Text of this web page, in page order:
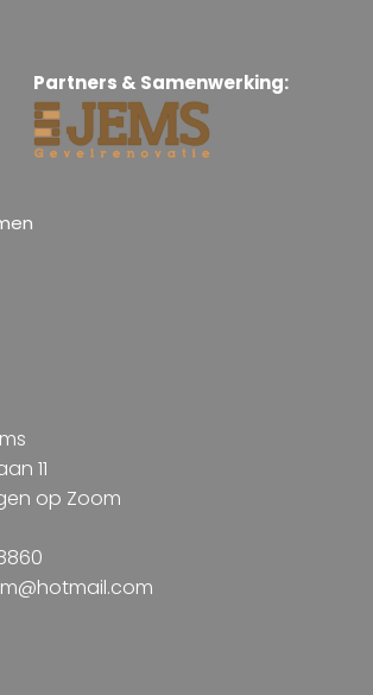
Partners & Samenwerking:
11
op Zoom